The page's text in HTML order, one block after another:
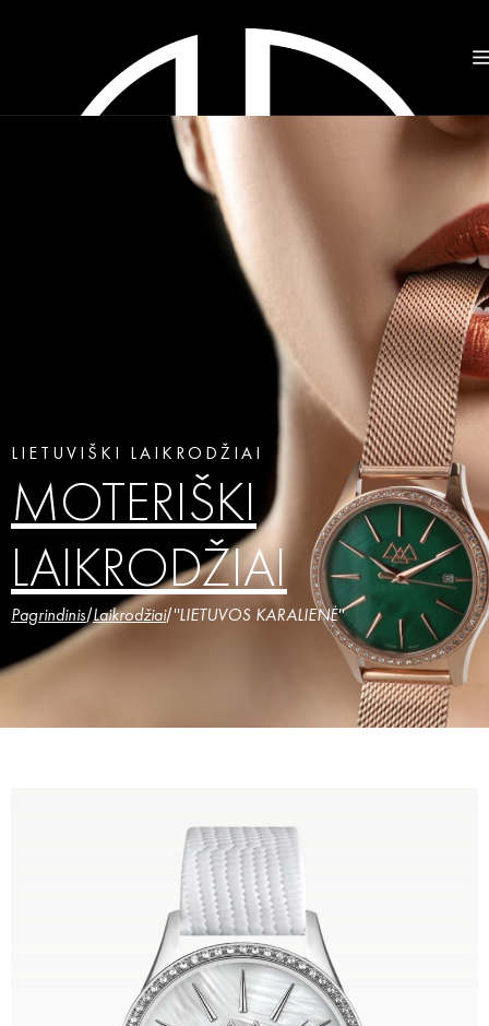
LIETUVIŠKI LAIKRODŽIAI
MOTERIŠKI
LAIKRODŽIAI
Pagrindinis/Laikrodžiai/''LIETUVOS KARALIENĖ''